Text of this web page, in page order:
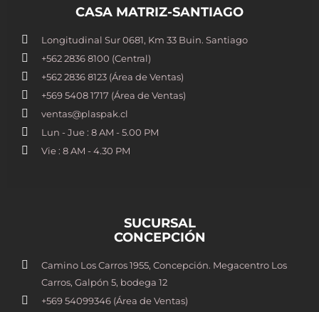
CASA MATRIZ-SANTIAGO
Longitudinal Sur 0681, Km 33 Buin. Santiago
+562 2836 8100​ (Central)
+562 2836 8123 (Área de Ventas)
+569 5408 1717 (Área de Ventas)
ventas@plaspak.cl
Lun - Jue : 8 AM - 5.00 PM
Vie : 8 AM - 4.30 PM
SUCURSAL
CONCEPCIÓN
Camino Los Carros 1955, Concepción. Megacentro Los
Carros, Galpón 5, bodega 12
+569 54099346 (Área de Ventas)